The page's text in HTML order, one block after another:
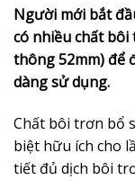
Người mới bắt
có nhiều chất bôi
thông 52mm) để
dàng sử dụng.
Chất bôi trơn bổ
biệt hữu ích cho
tiết đủ dịch bôi